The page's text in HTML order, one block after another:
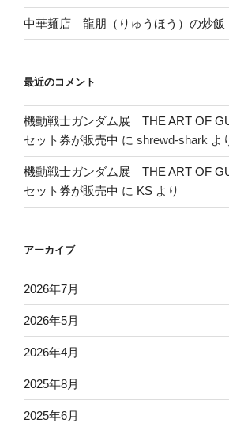
中華麺店 龍朋（りゅうほう）の炒飯
最近のコメント
機動戦士ガンダム展 THE ART OF
セット券が販売中 に shrewd-shark よ
機動戦士ガンダム展 THE ART OF
セット券が販売中 に KS より
アーカイブ
2026年7月
2026年5月
2026年4月
2025年8月
2025年6月